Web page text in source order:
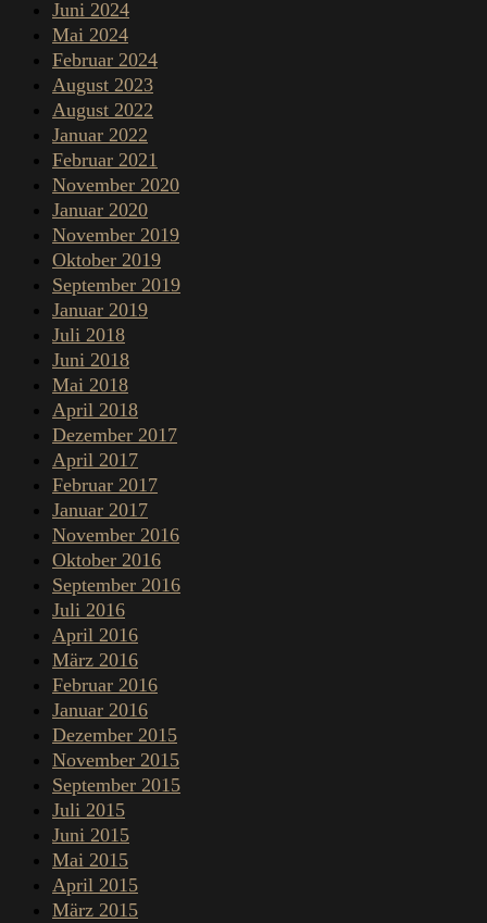
Juni 2024
Mai 2024
Februar 2024
August 2023
August 2022
Januar 2022
Februar 2021
November 2020
Januar 2020
November 2019
Oktober 2019
September 2019
Januar 2019
Juli 2018
Juni 2018
Mai 2018
April 2018
Dezember 2017
April 2017
Februar 2017
Januar 2017
November 2016
Oktober 2016
September 2016
Juli 2016
April 2016
März 2016
Februar 2016
Januar 2016
Dezember 2015
November 2015
September 2015
Juli 2015
Juni 2015
Mai 2015
April 2015
März 2015